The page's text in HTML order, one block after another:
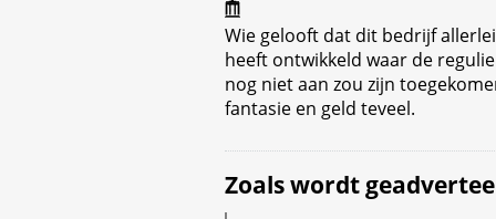
Wie gelooft dat dit bedrijf
heeft ontwikkeld waar de
nog niet aan zou zijn
fantasie en geld teveel.
Zoals wordt